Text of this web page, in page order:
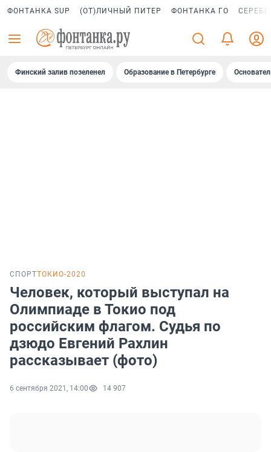
ФОНТАНКА SUP (ОТ)ЛИЧНЫЙ ПИТЕР ФОНТАНКА ГО
Финский залив позеленел Образование в Петербурге
СПОРТТОКИО-2020
Человек, который выступал на
Олимпиаде в Токио под
российским флагом. Судья по
дзюдо Евгений Рахлин
рассказывает (фото)
6 сентября 2021, 14:00 14 907